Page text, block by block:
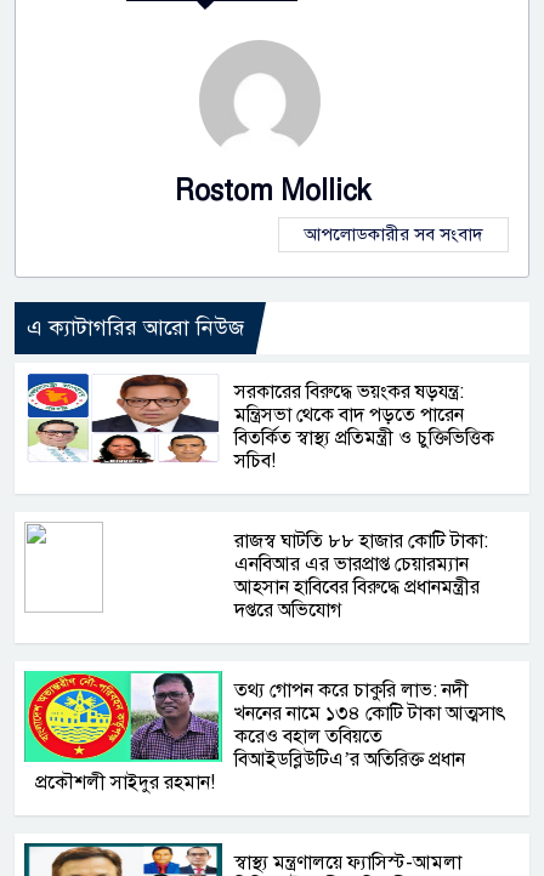
Rostom Mollick
আপলোডকারীর সব সংবাদ
এ ক্যাটাগরির আরো নিউজ
সরকারের বিরুদ্ধে ভয়ংকর ষড়যন্ত্র:
মন্ত্রিসভা থেকে বাদ পড়তে পারেন
বিতর্কিত স্বাস্থ্য প্রতিমন্ত্রী ও চুক্তিভিত্তিক
সচিব!
রাজস্ব ঘাটতি ৮৮ হাজার কোটি টাকা:
এনবিআর এর ভারপ্রাপ্ত চেয়ারম্যান
আহসান হাবিবের বিরুদ্ধে প্রধানমন্ত্রীর
দপ্তরে অভিযোগ
তথ্য গোপন করে চাকুরি লাভ: নদী
খননের নামে ১৩৪ কোটি টাকা আত্মসাৎ
করেও বহাল তবিয়তে
বিআইডব্লিউটিএ’র অতিরিক্ত প্রধান
প্রকৌশলী সাইদুর রহমান!
স্বাস্থ্য মন্ত্রণালয়ে ফ্যাসিস্ট-আমলা